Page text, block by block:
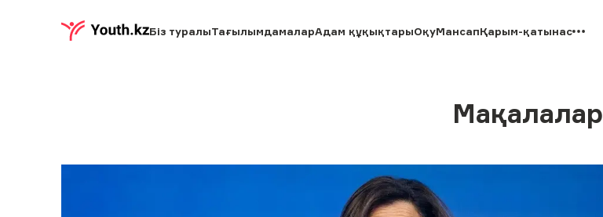
Біз туралыТағылымдамаларАдам құқықтарыОқуМансапҚарым-қатынас
Мақалалар